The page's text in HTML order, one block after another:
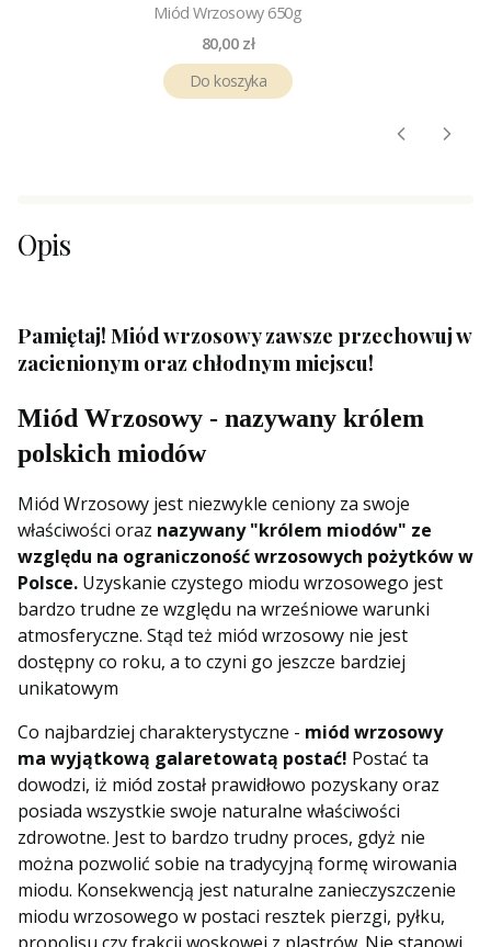
Miód Wrzosowy 650g
Cena
80,00 zł
Do koszyka
Opis
Pamiętaj! Miód wrzosowy zawsze przechowuj w
zacienionym oraz chłodnym miejscu!
Miód Wrzosowy - nazywany królem
polskich miodów
Miód Wrzosowy jest niezwykle ceniony za swoje
właściwości oraz nazywany "królem miodów" ze
względu na ograniczoność wrzosowych pożytków w
Polsce. Uzyskanie czystego miodu wrzosowego jest
bardzo trudne ze względu na wrześniowe warunki
atmosferyczne. Stąd też miód wrzosowy nie jest
dostępny co roku, a to czyni go jeszcze bardziej
unikatowym
Co najbardziej charakterystyczne - miód wrzosowy
ma wyjątkową galaretowatą postać! Postać ta
dowodzi, iż miód został prawidłowo pozyskany oraz
posiada wszystkie swoje naturalne właściwości
zdrowotne. Jest to bardzo trudny proces, gdyż nie
można pozwolić sobie na tradycyjną formę wirowania
miodu. Konsekwencją jest naturalne zanieczyszczenie
miodu wrzosowego w postaci resztek pierzgi, pyłku,